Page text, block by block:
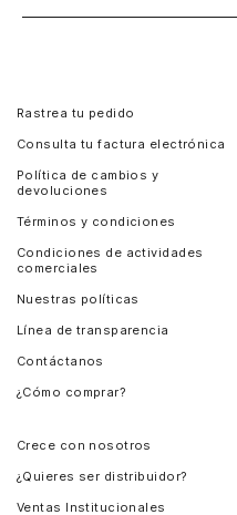
Rastrea tu pedido
Consulta tu factura electrónica
Política de cambios y
devoluciones
Términos y condiciones
Condiciones de actividades
comerciales
Nuestras políticas
Línea de transparencia
Contáctanos
¿Cómo comprar?
Crece con nosotros
¿Quieres ser distribuidor?
Ventas Institucionales